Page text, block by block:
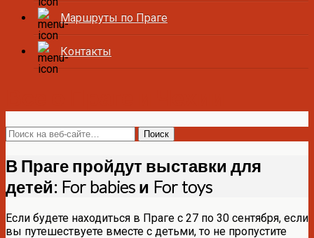
Маршруты по Праге
Контакты
В Праге пройдут выставки для
детей: For babies и For toys
Если будете находиться в Праге с 27 по 30 сентября, если
вы путешествуете вместе с детьми, то не пропустите